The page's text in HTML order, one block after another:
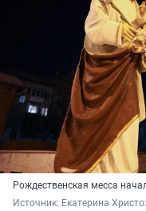
Рождественская месса
Источник: Екатерина